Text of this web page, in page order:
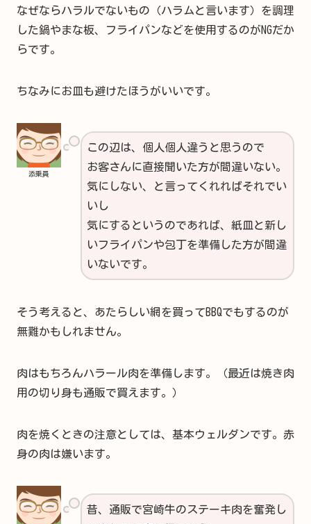
なぜならハラルでないもの（ハラムと言います）を調理
した鍋やまな板、フライパンなどを使用するのがNGだか
らです。
ちなみにお皿も避けたほうがいいです。
添乗員
この辺は、個人個人違うと思うので
お客さんに直接聞いた方が間違いない。
気にしない、と言ってくれればそれでい
いし
気にするというのであれば、紙皿と新し
いフライパンや包丁を準備した方が間違
いないです。
そう考えると、あたらしい網を買ってBBQでもするのが
無難かもしれません。
肉はもちろんハラール肉を準備します。（最近は焼き肉
用の切り身も通販で買えます。）
肉を焼くときの注意としては、基本ウェルダンです。赤
身の肉は嫌います。
昔、通販で宮崎牛のステーキ肉を奮発し